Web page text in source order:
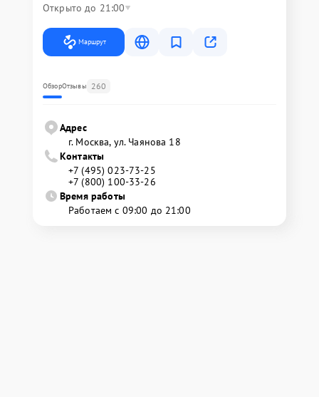
Открыто до 21:00
Маршрут
ОбзорОтзывы 260
Адрес
г. Москва, ул. Чаянова 18
Контакты
+7 (495) 023-73-25
+7 (800) 100-33-26
Время работы
Работаем с 09:00 до 21:00